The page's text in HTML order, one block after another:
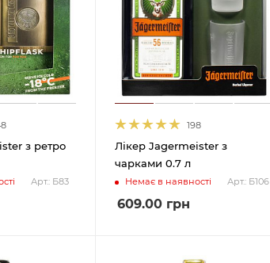
з ретро
Арт.: Б83
198
Лікер Jagermeister з
чарками 0.7 л
Немає в наявності Арт.: Б106
609.00 грн